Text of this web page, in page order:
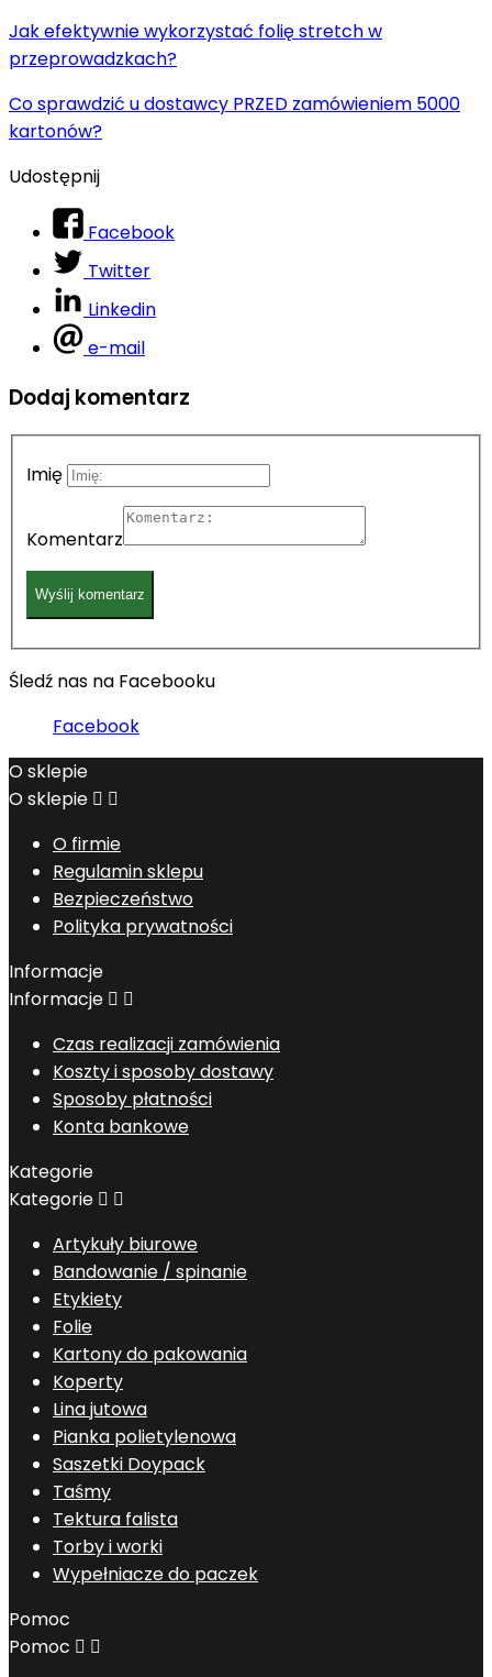
Jak efektywnie wykorzystać folię stretch w
przeprowadzkach?
Co sprawdzić u dostawcy PRZED zamówieniem 5000
kartonów?
Udostępnij
Facebook
Twitter
Linkedin
e-mail
Dodaj komentarz
Imię
Komentarz
Śledź nas na Facebooku
Facebook
O sklepie
O sklepie  
O firmie
Regulamin sklepu
Bezpieczeństwo
Polityka prywatności
Informacje
Informacje  
Czas realizacji zamówienia
Koszty i sposoby dostawy
Sposoby płatności
Konta bankowe
Kategorie
Kategorie  
Artykuły biurowe
Bandowanie / spinanie
Etykiety
Folie
Kartony do pakowania
Koperty
Lina jutowa
Pianka polietylenowa
Saszetki Doypack
Taśmy
Tektura falista
Torby i worki
Wypełniacze do paczek
Pomoc
Pomoc  